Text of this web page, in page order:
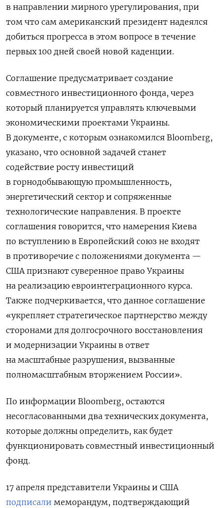
в направлении мирного урегулирования, при
том что сам американский президент надеялся
добиться прогресса в этом вопросе в течение
первых 100 дней своей новой каденции.
Соглашение предусматривает создание
совместного инвестиционного фонда, через
который планируется управлять ключевыми
экономическими проектами Украины.
В документе, с которым ознакомился Bloomberg,
указано, что основной задачей станет
содействие росту инвестиций
в горнодобывающую промышленность,
энергетический сектор и сопряженные
технологические направления. В проекте
соглашения говорится, что намерения Киева
по вступлению в Европейский союз не входят
в противоречие с положениями документа —
США признают суверенное право Украины
на реализацию евроинтеграционного курса.
Также подчеркивается, что данное соглашение
«укрепляет стратегическое партнерство между
сторонами для долгосрочного восстановления
и модернизации Украины в ответ
на масштабные разрушения, вызванные
полномасштабным вторжением России».
По информации Bloomberg, остаются
несогласованными два технических документа,
которые должны определить, как будет
функционировать совместный инвестиционный
фонд.
17 апреля представители Украины и США
подписали меморандум, подтверждающий